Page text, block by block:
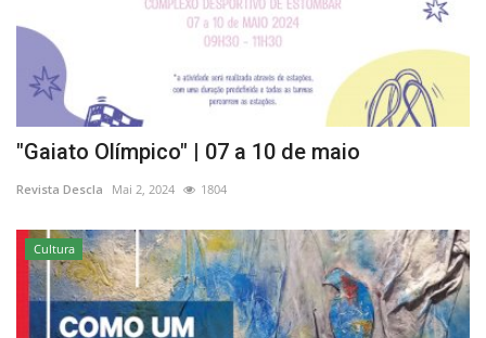
"Gaiato Olímpico" | 07 a 10 de maio
Revista Descla Mai 2, 2024 1804
Cultura